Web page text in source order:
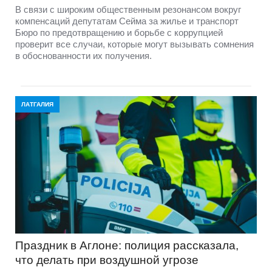
В связи с широким общественным резонансом вокруг
компенсаций депутатам Сейма за жилье и транспорт
Бюро по предотвращению и борьбе с коррупцией
проверит все случаи, которые могут вызывать сомнения
в обоснованности их получения.
ЛАТГАЛИЯ
Праздник в Аглоне: полиция рассказала,
что делать при воздушной угрозе